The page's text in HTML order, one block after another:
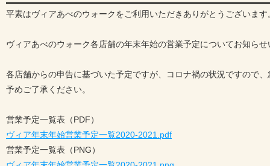
平素はヴィアあべのウォークをご利用いただきありがとうございます
ヴィアあべのウォーク各店舗の年末年始の営業予定についてお知ら
各店舗からの申告に基づいた予定ですが、コロナ禍の状況ですので
予めご了承ください。
営業予定一覧表（PDF）
ヴィア年末年始営業予定一覧2020-2021.pdf
営業予定一覧表（PNG）